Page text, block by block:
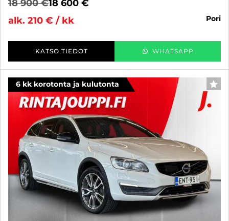
18 900 €18 600 €
alk. 210 € / kk
pori
KATSO TIEDOT WHATSAPP
6 kk korotonta ja kulutonta